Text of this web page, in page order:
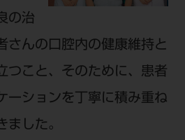
の治
さんの口腔内の健康維持と
つこと、そのために、患者
ーションを丁寧に積み重ね
ました。
イラスト素材集
合わせはこちら